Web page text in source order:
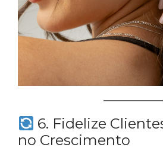
6. Fidelize
no Crescimento